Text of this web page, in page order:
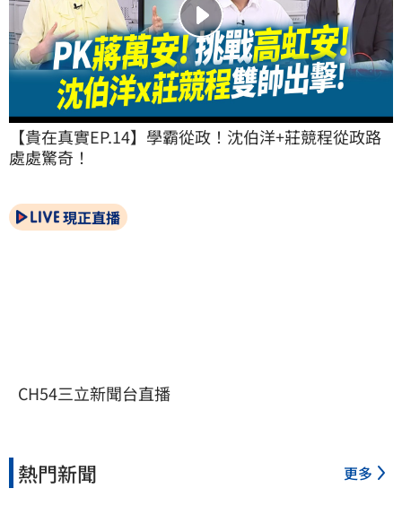
【貴在真實EP.14】學霸從政！沈伯洋+莊競程從政路
處處驚奇！
現正直播
CH54三立新聞台直播
熱門新聞 更多